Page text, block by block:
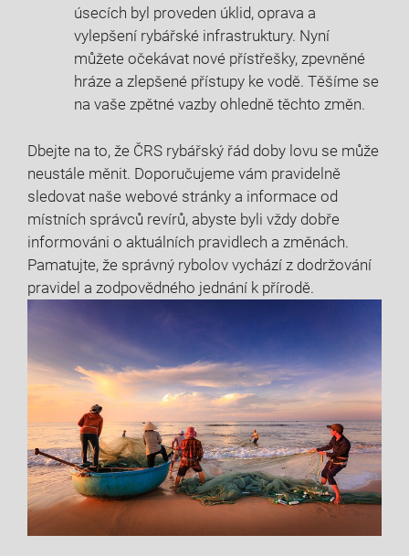
úsecích byl proveden úklid,⁤ oprava a
vylepšení rybářské infrastruktury. Nyní
můžete očekávat⁣ nové přístřešky, zpevněné
hráze a zlepšené přístupy⁢ ke vodě. Těšíme ⁣se
na vaše zpětné vazby⁤ ohledně těchto‌ změn.
Dbejte ​na to, že ⁤ČRS rybářský řád doby lovu ⁣se⁣ může
neustále⁣ měnit. Doporučujeme vám pravidelně
sledovat naše webové stránky ‌a ⁤informace od
⁣místních správců revírů, ‌abyste byli vždy dobře
informováni o aktuálních pravidlech a změnách.
Pamatujte, že správný ‌rybolov vychází z dodržování
pravidel​ a ⁢zodpovědného jednání ​k přírodě.